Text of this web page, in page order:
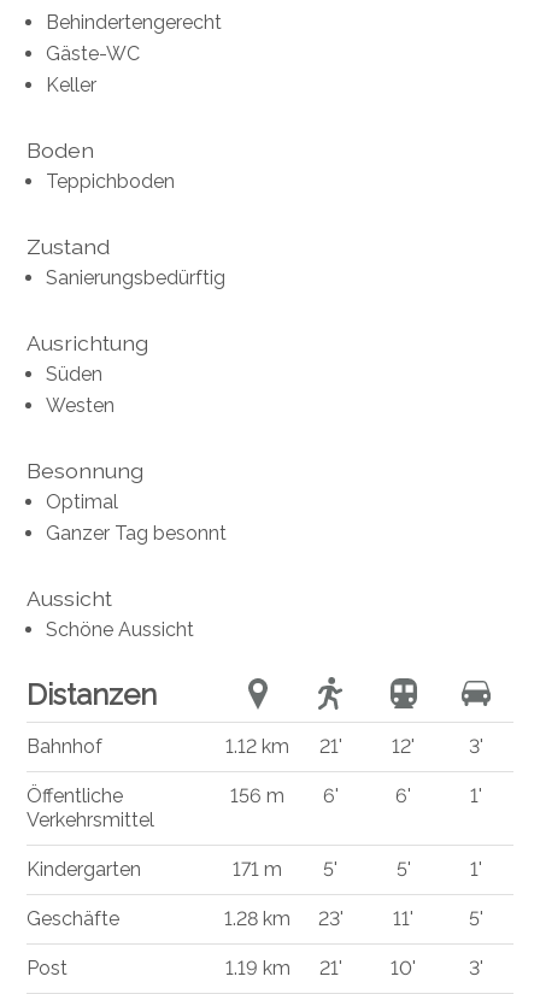
Behindertengerecht
Gäste-WC
Keller
Boden
Teppichboden
Zustand
Sanierungsbedürftig
Ausrichtung
Süden
Westen
Besonnung
Optimal
Ganzer Tag besonnt
Aussicht
Schöne Aussicht
Distanzen
Bahnhof 1.12 km 21' 12' 3'
Öffentliche
Verkehrsmittel
156 m 6' 6' 1'
Kindergarten 171 m 5' 5' 1'
Geschäfte 1.28 km 23' 11' 5'
Post 1.19 km 21' 10' 3'